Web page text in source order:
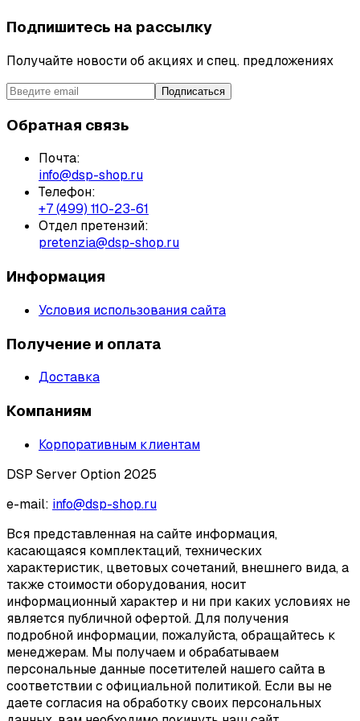
Подпишитесь на рассылку
Получайте новости об акциях и спец. предложениях
Подписаться
Обратная связь
Почта:
info@dsp-shop.ru
Телефон:
+7 (499) 110-23-61
Отдел претензий:
pretenzia@dsp-shop.ru
Информация
Условия использования сайта
Получение и оплата
Доставка
Компаниям
Корпоративным клиентам
DSP Server Option 2025
e-mail: info@dsp-shop.ru
Вся представленная на сайте информация,
касающаяся комплектаций, технических
характеристик, цветовых сочетаний, внешнего вида, а
также стоимости оборудования, носит
информационный характер и ни при каких условиях не
является публичной офертой. Для получения
подробной информации, пожалуйста, обращайтесь к
менеджерам. Мы получаем и обрабатываем
персональные данные посетителей нашего сайта в
соответствии с официальной политикой. Если вы не
даете согласия на обработку своих персональных